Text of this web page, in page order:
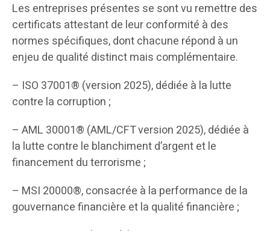
Les entreprises présentes se sont vu remettre des
certificats attestant de leur conformité à des
normes spécifiques, dont chacune répond à un
enjeu de qualité distinct mais complémentaire.
– ISO 37001® (version 2025), dédiée à la lutte
contre la corruption ;
– AML 30001® (AML/CFT version 2025), dédiée à
la lutte contre le blanchiment d’argent et le
financement du terrorisme ;
– MSI 20000®, consacrée à la performance de la
gouvernance financière et la qualité financière ;